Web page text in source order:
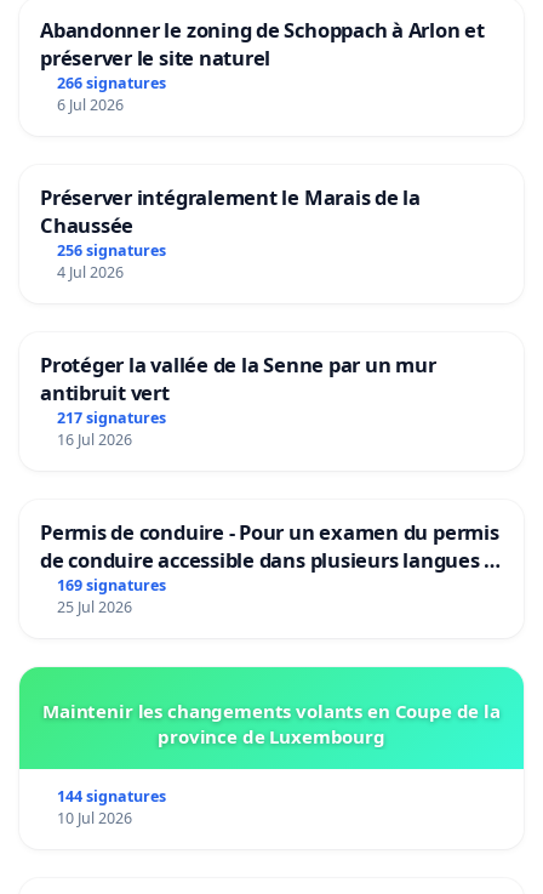
Abandonner le zoning de Schoppach à Arlon et
préserver le site naturel
266 signatures
6 Jul 2026
Préserver intégralement le Marais de la
Chaussée
256 signatures
4 Jul 2026
Protéger la vallée de la Senne par un mur
antibruit vert
217 signatures
16 Jul 2026
Permis de conduire - Pour un examen du permis
de conduire accessible dans plusieurs langues à
Bruxelles
169 signatures
25 Jul 2026
Maintenir les changements volants en Coupe de la
province de Luxembourg
144 signatures
10 Jul 2026